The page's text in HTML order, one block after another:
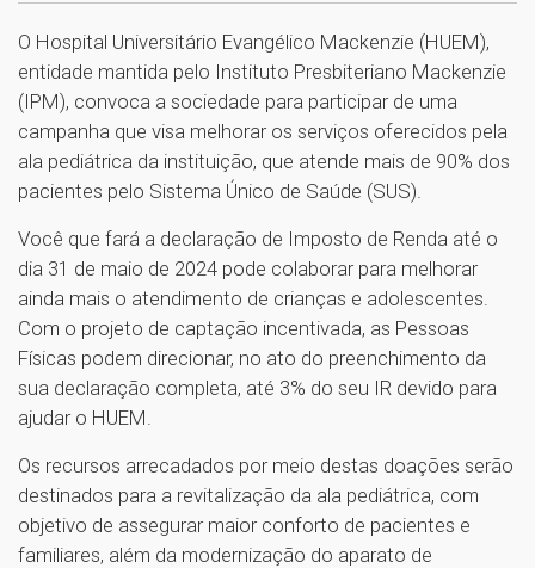
O Hospital Universitário Evangélico Mackenzie (HUEM),
entidade mantida pelo Instituto Presbiteriano Mackenzie
(IPM), convoca a sociedade para participar de uma
campanha que visa melhorar os serviços oferecidos pela
ala pediátrica da instituição, que atende mais de 90% dos
pacientes pelo Sistema Único de Saúde (SUS).
Você que fará a declaração de Imposto de Renda até o
dia 31 de maio de 2024 pode colaborar para melhorar
ainda mais o atendimento de crianças e adolescentes.
Com o projeto de captação incentivada, as Pessoas
Físicas podem direcionar, no ato do preenchimento da
sua declaração completa, até 3% do seu IR devido para
ajudar o HUEM.
Os recursos arrecadados por meio destas doações serão
destinados para a revitalização da ala pediátrica, com
objetivo de assegurar maior conforto de pacientes e
familiares, além da modernização do aparato de